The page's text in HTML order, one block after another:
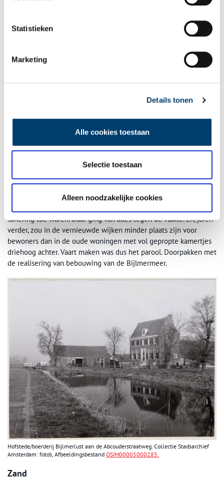
Statistieken
Marketing
Details tonen
Alle cookies toestaan
Selectie toestaan
Alleen noodzakelijke cookies
(1591/1592-1645) waarop het toenmalige Bijlmermeer te zien is. Noord-Hollands
Honderdduizend onder dak
Bestuurlijk kwam deze polder in 1846 onder Weesperkarspel te
vallen, een plattelandsgemeente. Weesperkarspel haalde het
landelijke nieuws toen midden vorige eeuw een plan op tafel
kwam uitgerekend daar, ten zuidoosten van de hoofdstad, maar
liefst honderdduizend mensen te huisvesten.
Het Amsterdamse gemeentebestuur moest onderdak zien te
sanering toe waren. Daar ging van alles tegen de vlakte. En, jaren
verder, zou in de vernieuwde wijken minder plaats zijn voor
bewoners dan in de oude woningen met vol gepropte kamertjes
driehoog achter. Vaart maken was dus het parool. Doorpakken met
de realisering van bebouwing van de Bijlmermeer.
Hofstede/boerderij Bijlmerlust aan de Abcouderstraatweg. Collectie Stadsarchief
Amsterdam: foto’s, Afbeeldingsbestand OSIM00005000285.
Zand